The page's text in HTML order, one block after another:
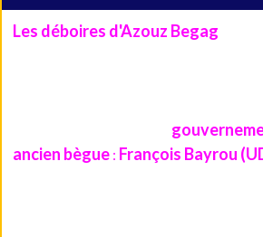
Les déboires d'Azouz Begag
ancien bègue : François Bayrou